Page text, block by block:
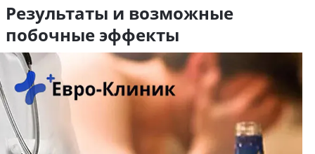
Результаты и возможные
побочные эффекты